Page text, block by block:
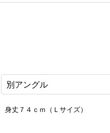
別アングル
身丈７４ｃｍ（Ｌサイズ）